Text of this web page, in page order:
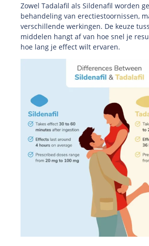
Zowel Tadalafil als Sildenafil worden
behandeling van erectiestoornissen,
verschillende werkingen. De keuze
middelen hangt af van hoe snel je
hoe lang je effect wilt ervaren.